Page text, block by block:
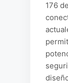
176